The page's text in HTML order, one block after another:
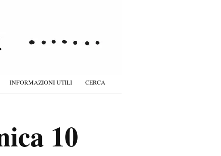
INFORMAZIONI UTILI CERCA
10